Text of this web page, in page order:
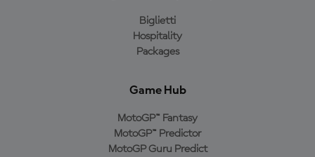
Biglietti
Hospitality
Packages
Game Hub
MotoGP™ Fantasy
MotoGP™ Predictor
MotoGP Guru Predict